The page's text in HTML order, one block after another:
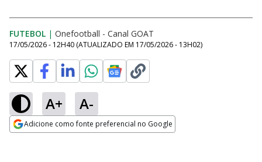
FUTEBOL | Onefootball - Canal GOAT
17/05/2026 - 12H40 (ATUALIZADO EM 17/05/2026 - 13H02)
A+ A-
Adicione como fonte preferencial no Google